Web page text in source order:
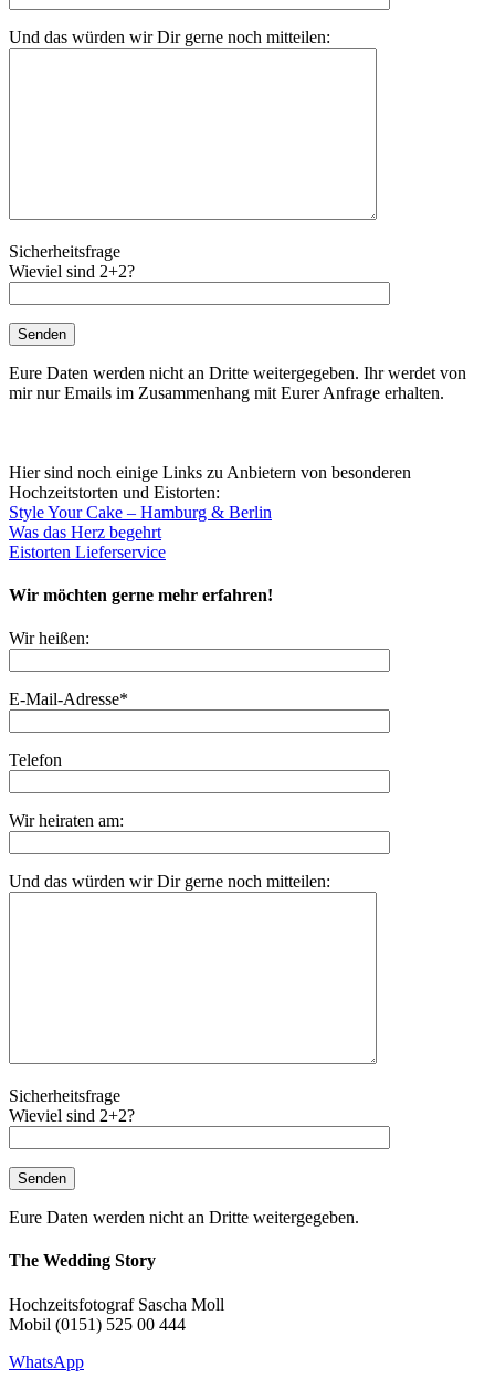
Und das würden wir Dir gerne noch mitteilen:
Sicherheitsfrage
Wieviel sind 2+2?
Eure Daten werden nicht an Dritte weitergegeben. Ihr werdet von
mir nur Emails im Zusammenhang mit Eurer Anfrage erhalten.
Hier sind noch einige Links zu Anbietern von besonderen
Hochzeitstorten und Eistorten:
Style Your Cake – Hamburg & Berlin
Was das Herz begehrt
Eistorten Lieferservice
Wir möchten gerne mehr erfahren!
Wir heißen:
E-Mail-Adresse*
Telefon
Wir heiraten am:
Und das würden wir Dir gerne noch mitteilen:
Sicherheitsfrage
Wieviel sind 2+2?
Eure Daten werden nicht an Dritte weitergegeben.
The Wedding Story
Hochzeitsfotograf Sascha Moll
Mobil (0151) 525 00 444
WhatsApp